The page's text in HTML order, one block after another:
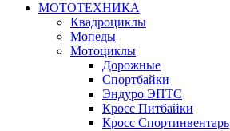
МОТОТЕХНИКА
Квадроциклы
Мопеды
Мотоциклы
Дорожные
Спортбайки
Эндуро ЭПТС
Кросс Питбайки
Кросс Спортинвентарь